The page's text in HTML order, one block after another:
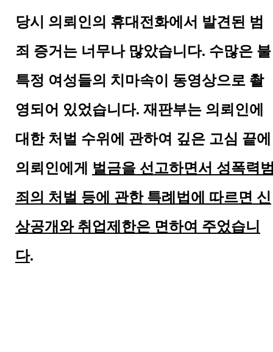
당시 의뢰인의 휴대전화에서 발견된 범
죄 증거는 너무나 많았습니다. 수많은 불
특정 여성들의 치마속이 동영상으로 촬
영되어 있었습니다. 재판부는 의뢰인에
대한 처벌 수위에 관하여 깊은 고심 끝에
의뢰인에게 벌금을 선고하면서 성폭력
죄의 처벌 등에 관한 특례법에 따르면 신
상공개와 취업제한은 면하여 주었습니
다.